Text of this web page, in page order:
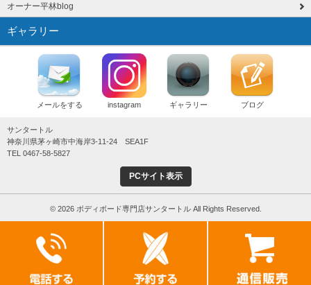
オーナー平林blog
ギャラリー
メールをする instagram ギャラリー ブログ
サンタートル
神奈川県茅ヶ崎市中海岸3-11-24 SEA1F
TEL 0467-58-5827
PCサイト表示
© 2026 ボディボード専門店サンタートル All Rights Reserved.